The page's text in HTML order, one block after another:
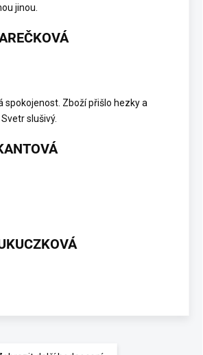
jinou.
spokojenost. Zboží přišlo hezky a
slušivý.